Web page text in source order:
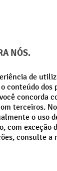
cromada de